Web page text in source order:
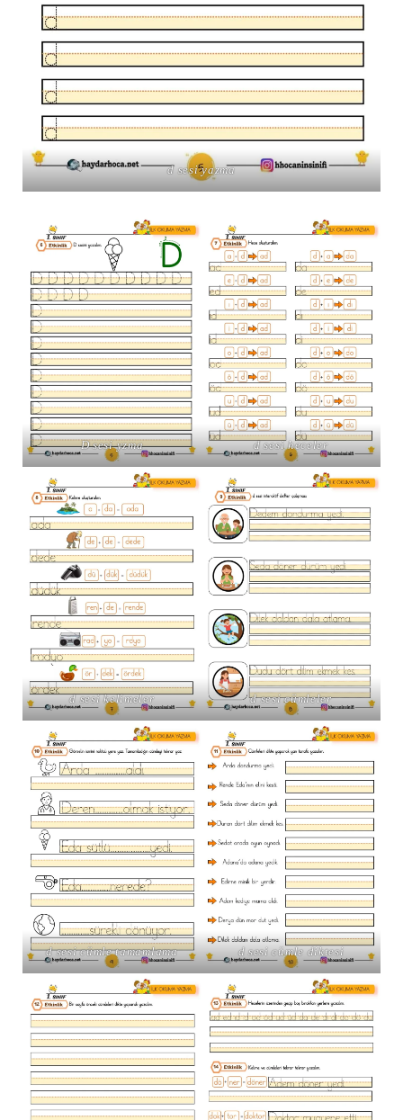
d sesi yazma
D sesi yzma d sesi heceler
d sesi kelimeler d sesi cümleler
d sesi cümle tamamlama d sesi cümle diktesi